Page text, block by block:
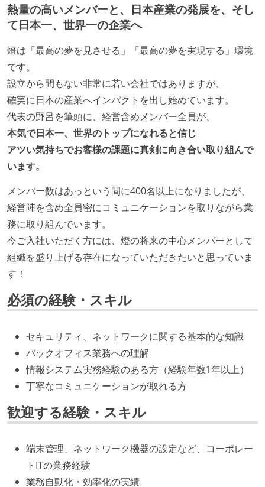
熱量の高いメンバーと、日本産業の発展を、そし
て日本一、世界一の企業へ
燈は「最高の夢を見させる」「最高の夢を実現する」環境
です。
設立から間もない非常に若い会社ではありますが、
確実に日本の産業へインパクトを出し始めています。
代表の野呂を筆頭に、経営含めメンバー全員が、
本気で日本一、世界のトップになれると信じ
アツい気持ちでお客様の課題に真剣に向き合い取り組んで
います。
メンバー数はあっという間に400名以上になりましたが、
経営陣を含め全員密にコミュニケーションを取りながら業
務に取り組んでいます。
今ご入社いただく方には、燈の将来の中心メンバーとして
組織を盛り上げる存在になっていただきたいと思っていま
す！
必須の経験・スキル
セキュリティ、ネットワークに関する基本的な知識
バックオフィス業務への理解
情報システム実務経験のある方（経験年数1年以上）
丁寧なコミュニケーションが取れる方
歓迎する経験・スキル
端末管理、ネットワーク機器の設定など、コーポレー
トITの業務経験
業務自動化・効率化の実績